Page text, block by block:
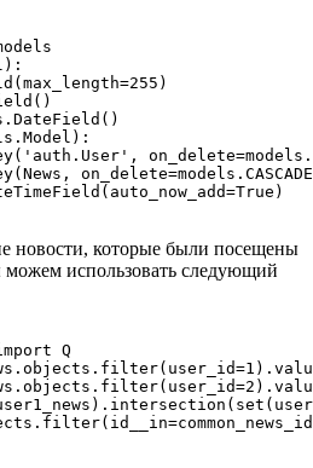
новости, которые были посещены
можем использовать следующий
Q